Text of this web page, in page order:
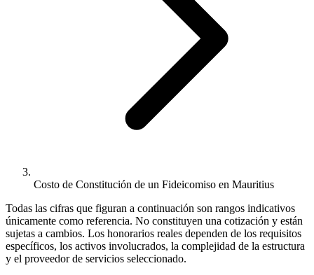
Costo de Constitución de un Fideicomiso en Mauritius
Todas las cifras que figuran a continuación son rangos indicativos
únicamente como referencia. No constituyen una cotización y están
sujetas a cambios. Los honorarios reales dependen de los requisitos
específicos, los activos involucrados, la complejidad de la estructura
y el proveedor de servicios seleccionado.